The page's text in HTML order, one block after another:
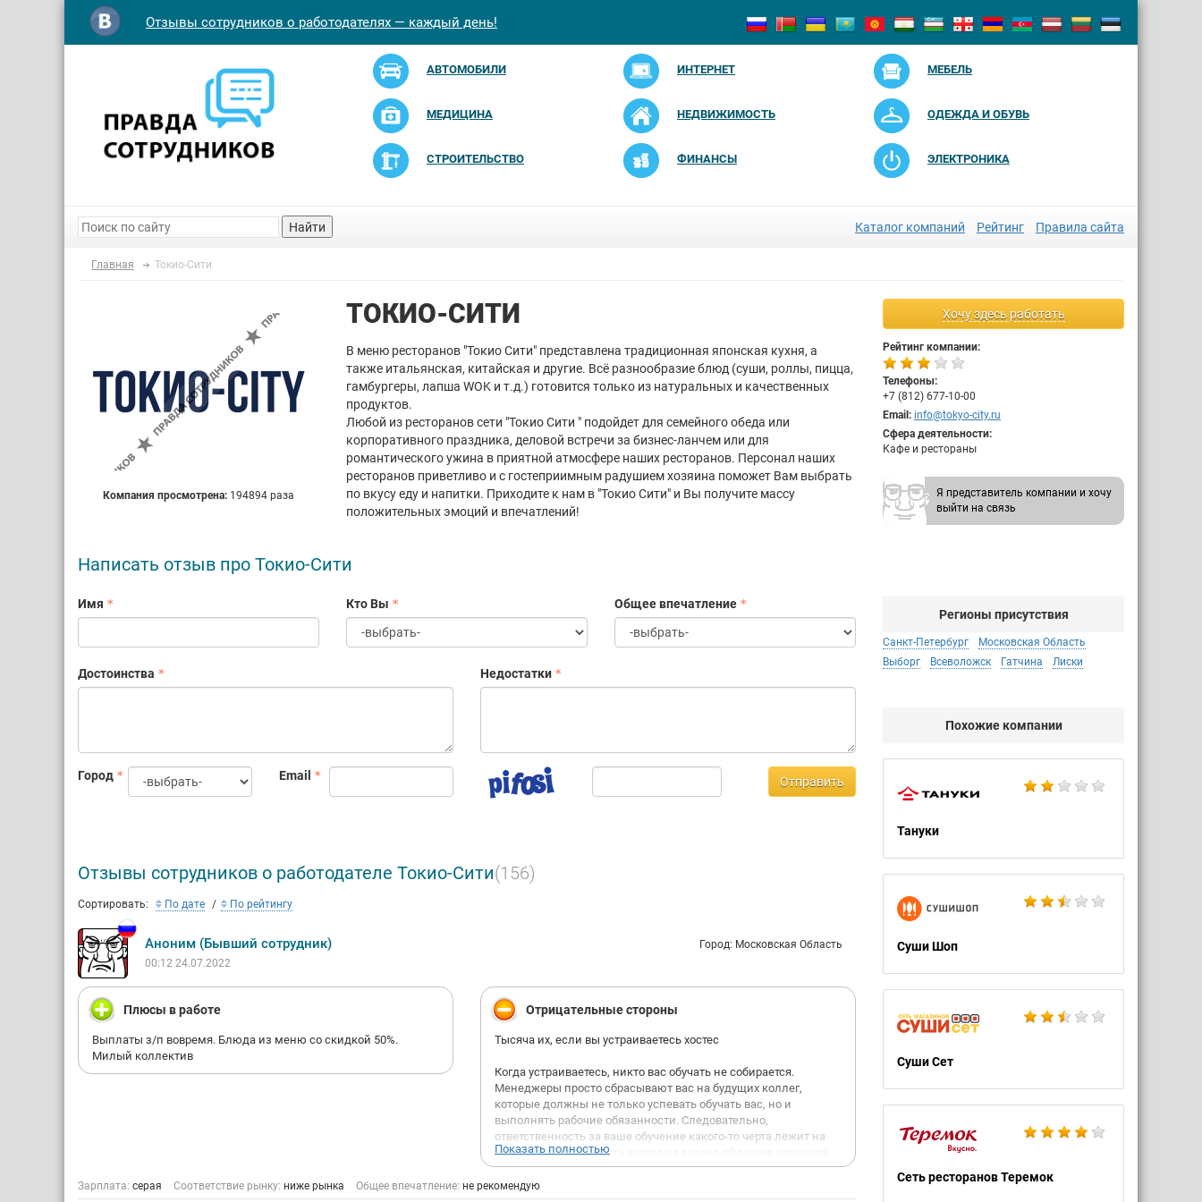
Отзывы сотрудников о работодателях — каждый день!
АВТОМОБИЛИ ИНТЕРНЕТ МЕБЕЛЬ
МЕДИЦИНА НЕДВИЖИМОСТЬ ОДЕЖДА И ОБУВЬ
СТРОИТЕЛЬСТВО ФИНАНСЫ ЭЛЕКТРОНИКА
Найти Каталог компаний Рейтинг Правила сайта
Главная Токио-Сити
Хочу здесь работать
Рейтинг компании:
Телефоны:
+7 (812) 677-10-00
Email: info@tokyo-city.ru
Сфера деятельности:
Кафе и рестораны
Я представитель компании и хочу
выйти на связь
Регионы присутствия
Санкт-Петербург
Московская Область
Выборг
Всеволожск Гатчина Лиски
Похожие компании
Тануки
Суши Шоп
Суши Сет
Сеть ресторанов Теремок
Компания просмотрена: 194894 раза
ТОКИО-СИТИ
В меню ресторанов "Токио Сити" представлена традиционная японская кухня, а
также итальянская, китайская и другие. Всё разнообразие блюд (суши, роллы, пицца,
гамбургеры, лапша WOK и т.д.) готовится только из натуральных и качественных
продуктов.
Любой из ресторанов сети "Токио Сити " подойдет для семейного обеда или
корпоративного праздника, деловой встречи за бизнес-ланчем или для
романтического ужина в приятной атмосфере наших ресторанов. Персонал наших
ресторанов приветливо и с гостеприимным радушием хозяина поможет Вам выбрать
по вкусу еду и напитки. Приходите к нам в "Токио Сити" и Вы получите массу
положительных эмоций и впечатлений!
Написать отзыв про Токио-Сити
Имя Кто Вы Общее впечатление
Достоинства Недостатки
Город Email Отправить
Отзывы сотрудников о работодателе Токио-Сити(156)
Сортировать: По дате По рейтингу
Аноним (Бывший сотрудник)
Город: Московская Область
00:12 24.07.2022
Плюсы в работе
Выплаты з/п вовремя. Блюда из меню со скидкой 50%.
Милый коллектив
Отрицательные стороны
Тысяча их, если вы устраиваетесь хостес
Когда устраиваетесь, никто вас обучать не собирается.
Менеджеры просто сбрасывают вас на будущих коллег,
которые должны не только успевать обучать вас, но и
выполнять рабочие обязанности. Следовательно,
ответственность за ваше обучение какого-то черта лежит на
них, хотя в обязанности хостес не входит обучение новичков.
Требовать в первую неделю с вас будут столько, будто вы уже
месяц минимум проработали
Показать полностью
Зарплата: серая Соответствие рынку: ниже рынка Общее впечатление: не рекомендую